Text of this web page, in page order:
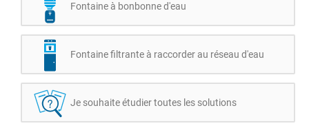
Fontaine à bonbonne d'eau
Fontaine filtrante à raccorder au réseau d'eau
Je souhaite étudier toutes les solutions